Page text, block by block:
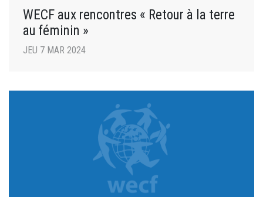
WECF aux rencontres « Retour à la terre
au féminin »
JEU 7 MAR 2024